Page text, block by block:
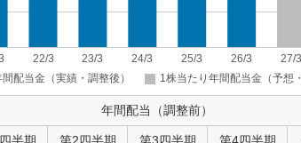
年間配当（調整前）
半期 第2四半期 第3四半期 第4四半期